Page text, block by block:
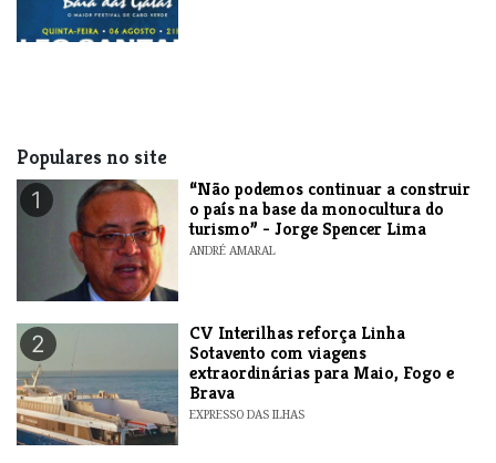
Populares no site
1
“Não podemos continuar a construir
o país na base da monocultura do
turismo” - Jorge Spencer Lima
ANDRÉ AMARAL
2
​CV Interilhas reforça Linha
Sotavento com viagens
extraordinárias para Maio, Fogo e
Brava
EXPRESSO DAS ILHAS